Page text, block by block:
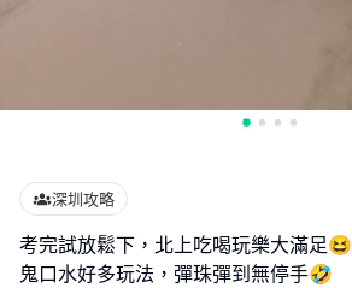
深圳攻略
考完試放鬆下，北上吃喝玩樂大滿足😆
鬼口水好多玩法，彈珠彈到無停手🤣